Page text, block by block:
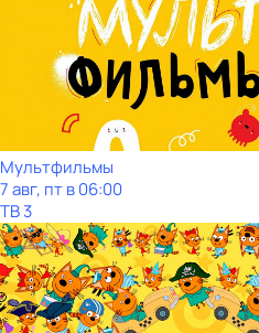
Мультфильмы
7 авг, пт в 06:00
ТВ 3